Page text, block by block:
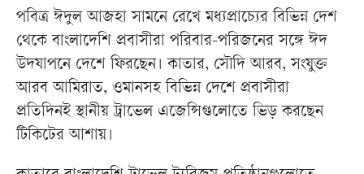
পবিত্র ঈদুল আজহা সামনে রেখে মধ্যপ্রাচ্যের বিভিন্ন দেশ
থেকে বাংলাদেশি প্রবাসীরা পরিবার-পরিজনের সঙ্গে ঈদ
উদযাপনে দেশে ফিরছেন। কাতার, সৌদি আরব, সংযুক্ত
আরব আমিরাত, ওমানসহ বিভিন্ন দেশে প্রবাসীরা
প্রতিদিনই স্থানীয় ট্রাভেল এজেন্সিগুলোতে ভিড় করছেন
টিকিটের আশায়।